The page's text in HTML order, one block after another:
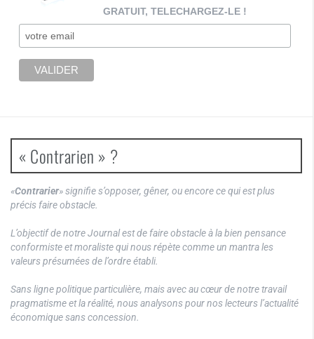
GRATUIT, TELECHARGEZ-LE !
« Contrarien » ?
«Contrarier» signifie s’opposer, gêner, ou encore ce qui est plus
précis faire obstacle.
L’objectif de notre Journal est de faire obstacle à la bien pensance
conformiste et moraliste qui nous répète comme un mantra les
valeurs présumées de l’ordre établi.
Sans ligne politique particulière, mais avec au cœur de notre travail
pragmatisme et la réalité, nous analysons pour nos lecteurs l’actualité
économique sans concession.